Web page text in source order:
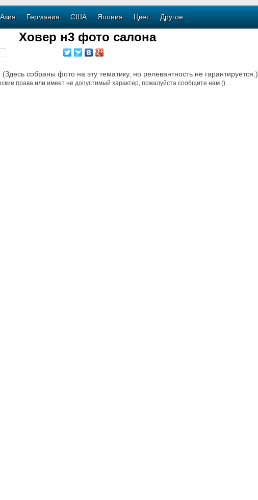
Азия Германия США Япония Цвет Другое
Ховер н3 фото салона
. (Здесь собраны фото на эту тематику, но релевантность не гарантируется.)
права или имеет не допустимый характер, пожалуйста сообщите нам ().